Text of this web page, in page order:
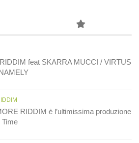
feat SKARRA MUCCI / VIRTUS
RIDDIM è l’ultimissima produzione
Time